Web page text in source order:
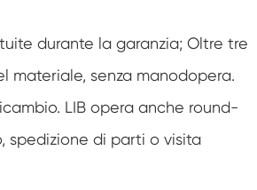
di prova della durata di
durante la garanzia; Oltre tre
materiale, senza manodopera.
LIB opera anche round-
spedizione di parti o visita